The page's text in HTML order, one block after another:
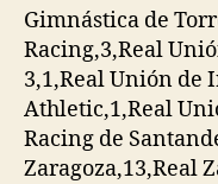
Gimnástica de
Racing,3,Real
3,1,Real Unión de
Athletic,1,Real
Racing de
Zaragoza,13,Real